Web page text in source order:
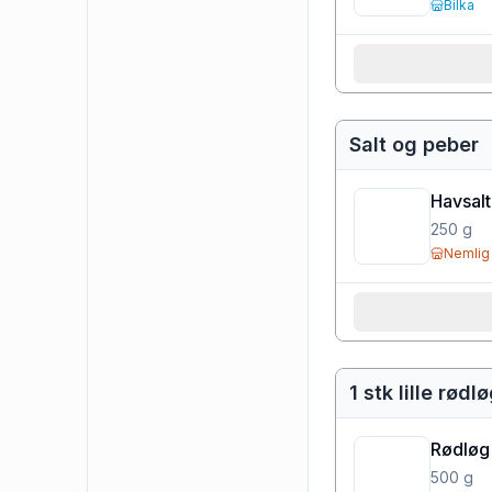
Bilka
Salt og peber
Havsalt
250 g
Nemlig
1 stk lille
Rødløg
500 g